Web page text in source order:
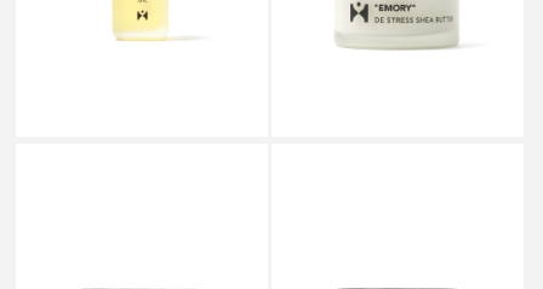
￥4,180 ￥4,400